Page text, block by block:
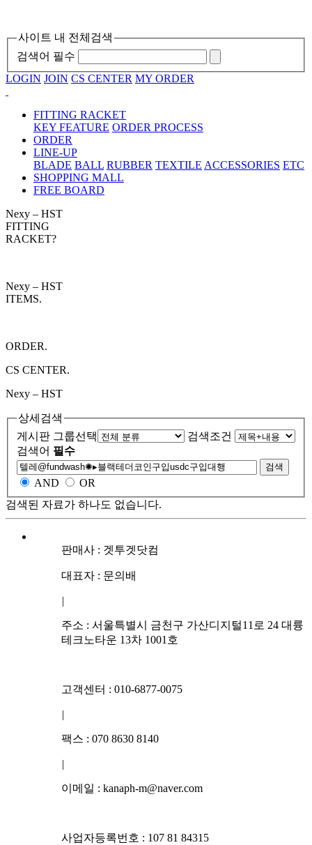
사이트 내 전체검색
검색어 필수
LOGIN JOIN CS CENTER MY ORDER
FITTING RACKET
KEY FEATURE ORDER PROCESS
ORDER
LINE-UP
BLADE BALL RUBBER TEXTILE ACCESSORIES ETC
SHOPPING MALL
FREE BOARD
Nexy – HST
FITTING
RACKET?
Nexy – HST
ITEMS.
ORDER.
CS CENTER.
Nexy – HST
상세검색
게시판 그룹선택
검색조건
검색어 필수
검색
AND
OR
검색된 자료가 하나도 없습니다.
판매사 : 겟투겟닷컴
대표자 : 문의배
|
주소 : 서울특별시 금천구 가산디지털11로 24 대륭
테크노타운 13차 1001호
고객센터 : 010-6877-0075
|
팩스 : 070 8630 8140
|
이메일 : kanaph-m@naver.com
사업자등록번호 : 107 81 84315